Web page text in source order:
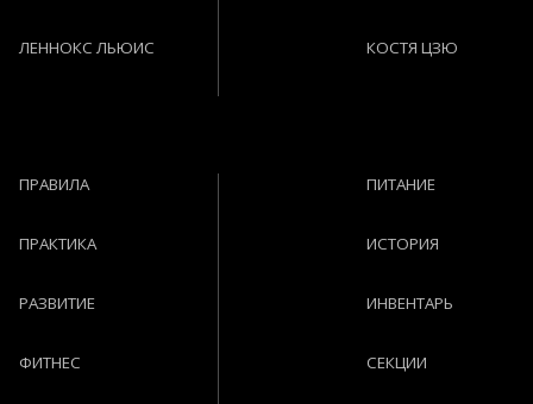
ЛЕННОКС ЛЬЮИС КОСТЯ ЦЗЮ
ПРАВИЛА
ПРАКТИКА
РАЗВИТИЕ
ФИТНЕС
ПИТАНИЕ
ИСТОРИЯ
ИНВЕНТАРЬ
СЕКЦИИ